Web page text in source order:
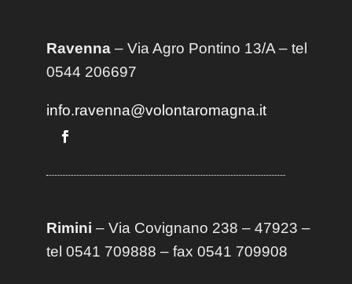
Ravenna– Via Agro Pontino 13/A– tel
0544 206697
info.ravenna@volontaromagna.it
Rimini – Via Covignano 238 – 47923 –
tel 0541 709888 – fax 0541 709908